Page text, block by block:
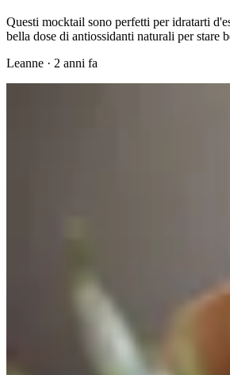
Questi mocktail sono perfetti per idratarti
bella dose di antiossidanti naturali per stare
Leanne · 2 anni fa